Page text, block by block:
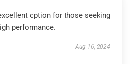
option for those seeking
performance.
Aug 16, 2024